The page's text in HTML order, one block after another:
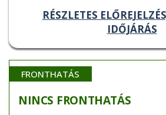
RÉSZLETES
IDŐJÁRÁS
FRONTHATÁS
NINCS FRONTHATÁS